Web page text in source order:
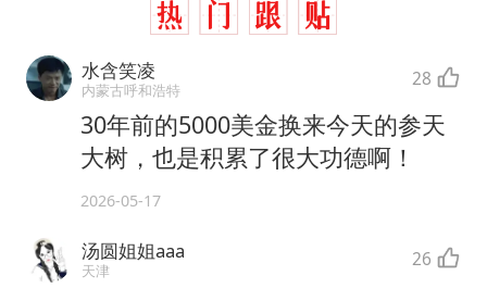
水含笑凌
内蒙古呼和浩特 28
30年前的5000美金换来今天的参天
大树，也是积累了很大功德啊！
2026-05-17
汤圆姐姐aaa
天津 26